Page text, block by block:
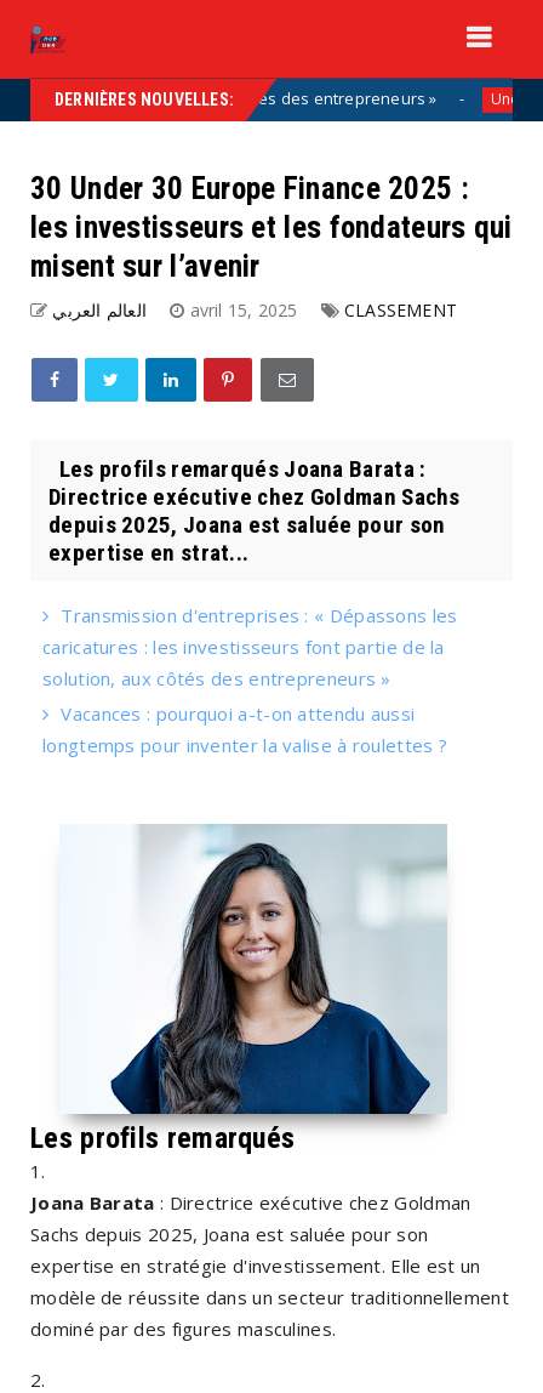
DERNIÈRES NOUVELLES:
de la solution, aux côtés des entrepreneurs » Uncategorized
30 Under 30 Europe Finance 2025 :
les investisseurs et les fondateurs qui
misent sur l’avenir
العالم العربي avril 15, 2025 CLASSEMENT
Les profils remarqués Joana Barata :
Directrice exécutive chez Goldman Sachs
depuis 2025, Joana est saluée pour son
expertise en strat...
Transmission d'entreprises : « Dépassons les
caricatures : les investisseurs font partie de la
solution, aux côtés des entrepreneurs »
Vacances : pourquoi a-t-on attendu aussi
longtemps pour inventer la valise à roulettes ?
Les profils remarqués
Joana Barata : Directrice exécutive chez Goldman
Sachs depuis 2025, Joana est saluée pour son
expertise en stratégie d'investissement. Elle est un
modèle de réussite dans un secteur traditionnellement
dominé par des figures masculines.